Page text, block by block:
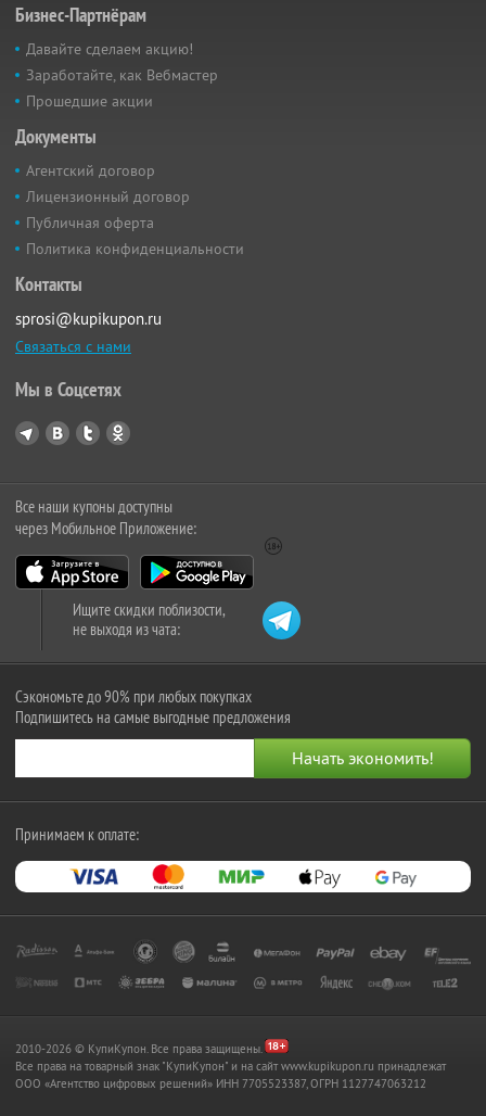
Бизнес-Партнёрам
Давайте сделаем акцию!
Заработайте, как Вебмастер
Прошедшие акции
Документы
Агентский договор
Лицензионный договор
Публичная оферта
Политика конфиденциальности
Контакты
sprosi@kupikupon.ru
Связаться с нами
Мы в Соцсетях
Все наши купоны доступны
через Мобильное Приложение:
Ищите скидки поблизости,
не выходя из чата:
Сэкономьте до 90% при любых покупках
Подпишитесь на самые выгодные предложения
Принимаем к оплате:
2010-2026 © КупиКупон. Все права защищены.
Все права на товарный знак "КупиКупон" и на сайт www.kupikupon.ru принадлежат
OOO «Агентство цифровых решений» ИНН 7705523387, ОГРН 1127747063212